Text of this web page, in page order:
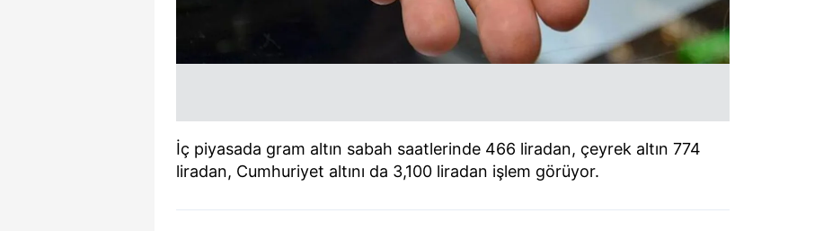
İç piyasada gram altın sabah saatlerinde 466 liradan, çeyrek altın 774
liradan, Cumhuriyet altını da 3,100 liradan işlem görüyor.